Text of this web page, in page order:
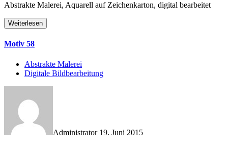
Abstrakte Malerei, Aquarell auf Zeichenkarton, digital bearbeitet
Weiterlesen
Motiv 58
Abstrakte Malerei
Digitale Bildbearbeitung
Administrator 19. Juni 2015